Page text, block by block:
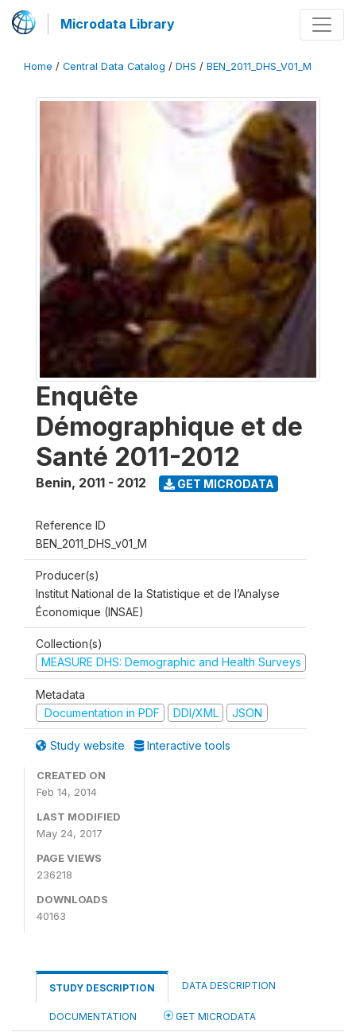
Microdata Library
Home / Central Data Catalog / DHS / BEN_2011_DHS_V01_M
Enquête
Démographique et de
Santé 2011-2012
Benin, 2011 - 2012 GET MICRODATA
Reference ID
BEN_2011_DHS_v01_M
Producer(s)
Institut National de la Statistique et de l’Analyse
Économique (INSAE)
Collection(s)
MEASURE DHS: Demographic and Health Surveys
Metadata
Documentation in PDF
DDI/XML JSON
Study website Interactive tools
CREATED ON
Feb 14, 2014
LAST MODIFIED
May 24, 2017
PAGE VIEWS
236218
DOWNLOADS
40163
STUDY DESCRIPTION DATA DESCRIPTION
DOCUMENTATION GET MICRODATA